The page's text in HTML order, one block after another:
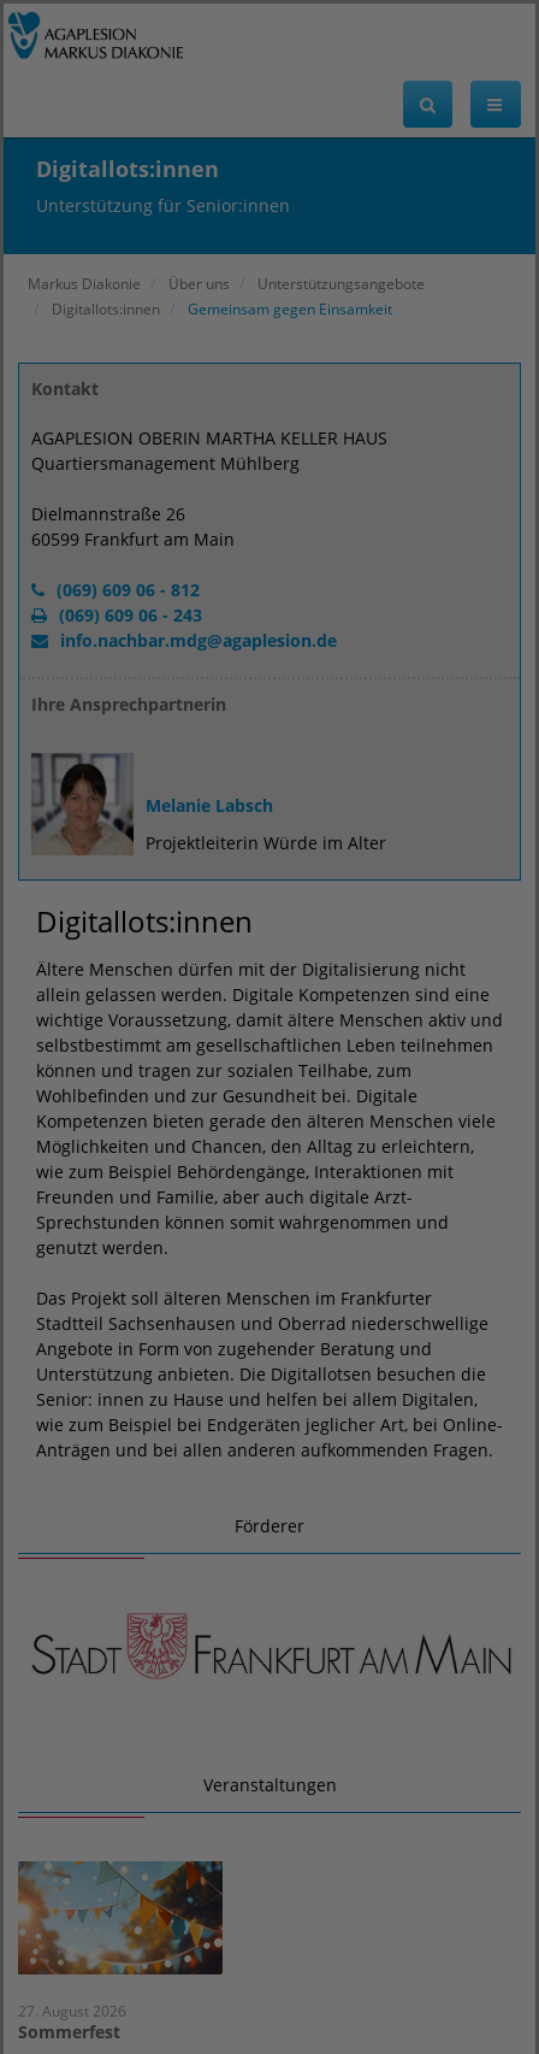
Digitallots:innen
Unterstützung für Senior:innen
Markus Diakonie Über uns
Unterstützungsangebote
Digitallots:innen
Gemeinsam gegen Einsamkeit
Kontakt
AGAPLESION OBERIN MARTHA KELLER HAUS
Quartiersmanagement Mühlberg
Dielmannstraße 26
60599 Frankfurt am Main
(069) 609 06 - 812
(069) 609 06 - 243
info.nachbar.mdg@agaplesion.de
Ihre Ansprechpartnerin
Melanie Labsch
Projektleiterin Würde im Alter
Digitallots:innen
Ältere Menschen dürfen mit der Digitalisierung nicht
allein gelassen werden. Digitale Kompetenzen sind eine
wichtige Voraussetzung, damit ältere Menschen aktiv und
selbstbestimmt am gesellschaftlichen Leben teilnehmen
können und tragen zur sozialen Teilhabe, zum
Wohlbefinden und zur Gesundheit bei. Digitale
Kompetenzen bieten gerade den älteren Menschen viele
Möglichkeiten und Chancen, den Alltag zu erleichtern,
wie zum Beispiel Behördengänge, Interaktionen mit
Freunden und Familie, aber auch digitale Arzt-
Sprechstunden können somit wahrgenommen und
genutzt werden.
Das Projekt soll älteren Menschen im Frankfurter
Stadtteil Sachsenhausen und Oberrad niederschwellige
Angebote in Form von zugehender Beratung und
Unterstützung anbieten. Die Digitallotsen besuchen die
Senior: innen zu Hause und helfen bei allem Digitalen,
wie zum Beispiel bei Endgeräten jeglicher Art, bei Online-
Anträgen und bei allen anderen aufkommenden Fragen.
Förderer
Veranstaltungen
27. August 2026
Sommerfest